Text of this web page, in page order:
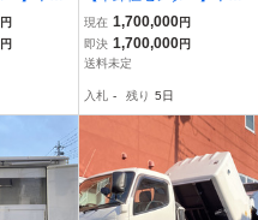
ロ 新明和
ンプ 積
ナンバ
円
円
オク特価!エルフ 4WDア
ルミバン跳ね上げ扉・1.5
トン 総重量5トン未満免
現在 1,700,000円
即決 1,700,000円
送料未定
入札 - 残り 5日